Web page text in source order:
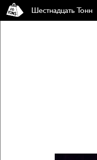
Шестнадцать Тонн